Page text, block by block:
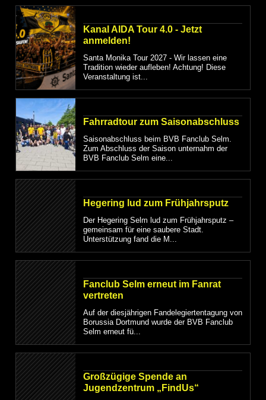
Kanal AIDA Tour 4.0 - Jetzt
anmelden!
Santa Monika Tour 2027 - Wir lassen eine
Tradition wieder aufleben! Achtung! Diese
Veranstaltung ist...
Fahrradtour zum Saisonabschluss
Saisonabschluss beim BVB Fanclub Selm.
Zum Abschluss der Saison unternahm der
BVB Fanclub Selm eine...
Hegering lud zum Frühjahrsputz
Der Hegering Selm lud zum Frühjahrsputz –
gemeinsam für eine saubere Stadt.
Unterstützung fand die M...
Fanclub Selm erneut im Fanrat
vertreten
Auf der diesjährigen Fandelegiertentagung von
Borussia Dortmund wurde der BVB Fanclub
Selm erneut fü...
Großzügige Spende an
Jugendzentrum „FindUs“